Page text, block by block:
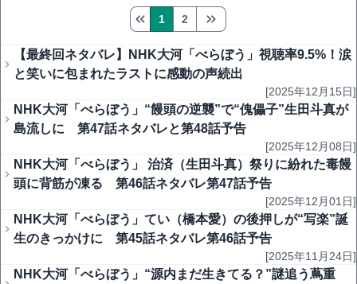
1 2
【最終回ネタバレ】NHK大河「べらぼう」視聴率9.5%！涙
と笑いに包まれたラストに感動の声続出
[2025年12月15日]
NHK大河「べらぼう」“饅頭の逆襲”で“傀儡子”生田斗真が
島流しに 第47話ネタバレと第48話予告
[2025年12月08日]
NHK大河「べらぼう」 治済（生田斗真）祭りに紛れた毒饅
頭に背筋が凍る 第46話ネタバレ第47話予告
[2025年12月01日]
NHK大河「べらぼう」てい（橋本愛）の後押しが“写楽”誕
生のきっかけに 第45話ネタバレ第46話予告
[2025年11月24日]
NHK大河「べらぼう」“源内まだ生きてる？”謎追う蔦重